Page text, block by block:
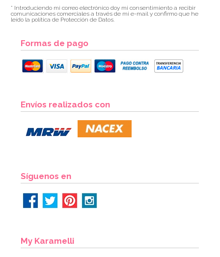
2,95€
* Introduciendo mi correo electrónico doy mi consentimiento a recibir
comunicaciones comerciales a través de mi e-mail y confirmo que he
leído la política de Protección de Datos.
Formas de pago
Envíos realizados con
Síguenos en
My Karamelli